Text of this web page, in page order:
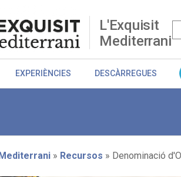
L'Exquisit
Mediterrani
EXPERIÈNCIES DESCÀRREGUES
Recursos Denominació